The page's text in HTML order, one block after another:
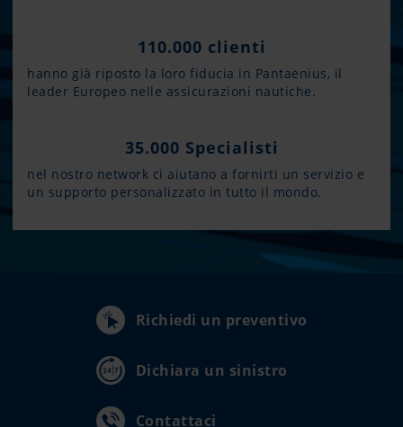
110.000 clienti
hanno già riposto la loro fiducia in Pantaenius, il
leader Europeo nelle assicurazioni nautiche.
35.000 Specialisti
nel nostro network ci aiutano a fornirti un servizio e
un supporto personalizzato in tutto il mondo.
Richiedi un preventivo
Dichiara un sinistro
Contattaci